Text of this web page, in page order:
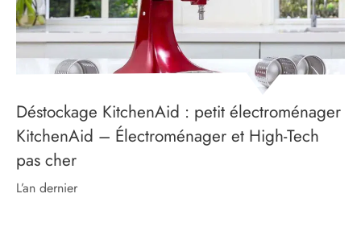
Déstockage KitchenAid : petit électroménager
KitchenAid – Électroménager et High-Tech
pas cher
l’an dernier